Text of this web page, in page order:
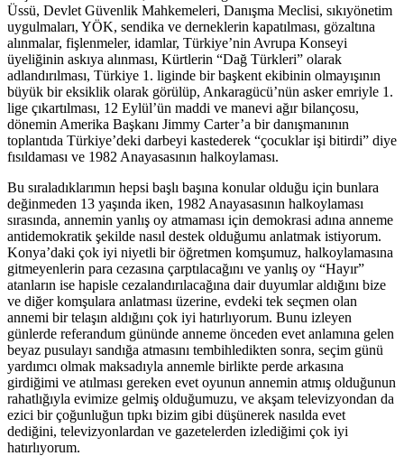
Üssü, Devlet Güvenlik Mahkemeleri, Danışma Meclisi, sıkıyönetim
uygulmaları, YÖK, sendika ve derneklerin kapatılması, gözaltına
alınmalar, fişlenmeler, idamlar, Türkiye’nin Avrupa Konseyi
üyeliğinin askıya alınması, Kürtlerin “Dağ Türkleri” olarak
adlandırılması, Türkiye 1. liginde bir başkent ekibinin olmayışının
büyük bir eksiklik olarak görülüp, Ankaragücü’nün asker emriyle 1.
lige çıkartılması, 12 Eylül’ün maddi ve manevi ağır bilançosu,
dönemin Amerika Başkanı Jimmy Carter’a bir danışmanının
toplantıda Türkiye’deki darbeyi kastederek “çocuklar işi bitirdi” diye
fısıldaması ve 1982 Anayasasının halkoylaması.
Bu sıraladıklarımın hepsi başlı başına konular olduğu için bunlara
değinmeden 13 yaşında iken, 1982 Anayasasının halkoylaması
sırasında, annemin yanlış oy atmaması için demokrasi adına anneme
antidemokratik şekilde nasıl destek olduğumu anlatmak istiyorum.
Konya’daki çok iyi niyetli bir öğretmen komşumuz, halkoylamasına
gitmeyenlerin para cezasına çarptılacağını ve yanlış oy “Hayır”
atanların ise hapisle cezalandırılacağına dair duyumlar aldığını bize
ve diğer komşulara anlatması üzerine, evdeki tek seçmen olan
annemi bir telaşın aldığını çok iyi hatırlıyorum. Bunu izleyen
günlerde referandum gününde anneme önceden evet anlamına gelen
beyaz pusulayı sandığa atmasını tembihledikten sonra, seçim günü
yardımcı olmak maksadıyla annemle birlikte perde arkasına
girdiğimi ve atılması gereken evet oyunun annemin atmış olduğunun
rahatlığıyla evimize gelmiş olduğumuzu, ve akşam televizyondan da
ezici bir çoğunluğun tıpkı bizim gibi düşünerek nasılda evet
dediğini, televizyonlardan ve gazetelerden izlediğimi çok iyi
hatırlıyorum.